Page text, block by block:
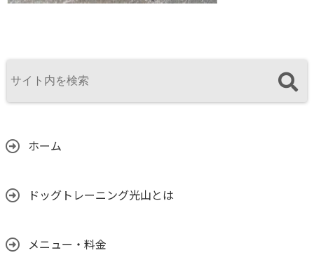
ホーム
ドッグトレーニング光山とは
メニュー・料金